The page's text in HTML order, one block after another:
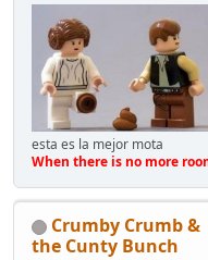
esta es la mejor mota
When there is no more
Crumby Crumb &
the Cunty Bunch